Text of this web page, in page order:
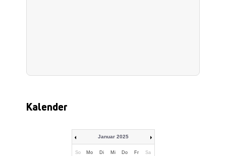
Kalender
Januar 2025
So Mo Di Mi Do Fr Sa